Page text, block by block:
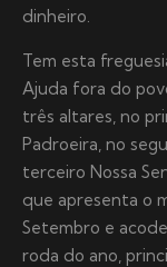
dinheiro.
Tem esta
Ajuda fora do
três altares, no
Padroeira, no
terceiro Nossa
que apresenta o
Setembro e
roda do ano,